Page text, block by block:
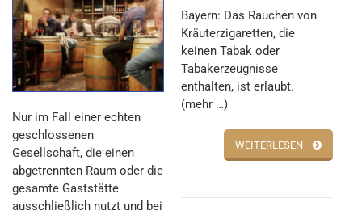
Nur im Fall einer echten
geschlossenen
Gesellschaft, die einen
abgetrennten Raum oder die
gesamte Gaststätte
ausschließlich nutzt und bei
Bayern: Das Rauchen von
Kräuterzigaretten, die
keinen Tabak oder
Tabakerzeugnisse
enthalten, ist erlaubt.
(mehr …)
WEITERLESEN